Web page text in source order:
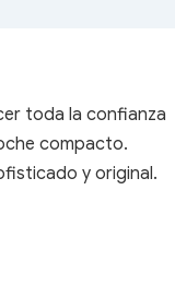
toda la confianza
compacto.
y original.